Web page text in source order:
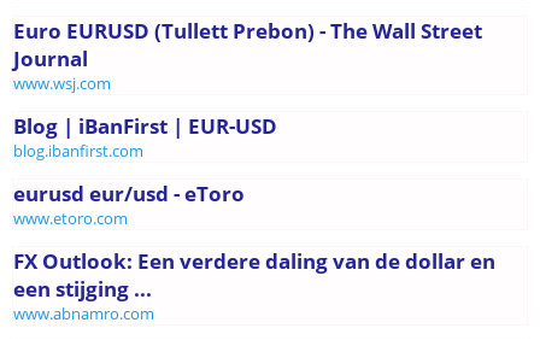
Euro EURUSD (Tullett Prebon) - The Wall Street
Journal
www.wsj.com
Blog | iBanFirst | EUR-USD
blog.ibanfirst.com
eurusd eur/usd - eToro
www.etoro.com
FX Outlook: Een verdere daling van de dollar en
een stijging ...
www.abnamro.com